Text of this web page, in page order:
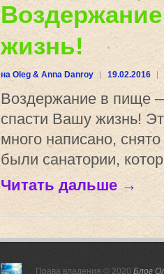
жизнь!
на Oleg & Anna Danroy 19.02.2016
Воздержание в пище
спасти Вашу жизнь!
много написано,
были санатории,
Читать дальше →
Права владения © 2020 Блог